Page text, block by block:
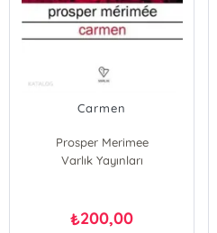
Carmen
Prosper Merimee
Varlık Yayınları
₺200,00